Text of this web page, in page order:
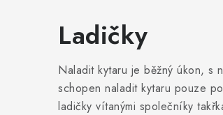
Ladičky
Naladit kytaru je běžný úkon, s
schopen naladit kytaru pouze
ladičky vítanými společníky